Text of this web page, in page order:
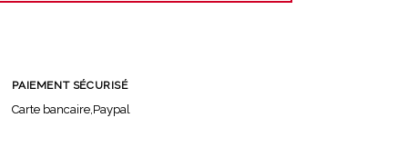
PAIEMENT SÉCURISÉ
Carte bancaire,Paypal